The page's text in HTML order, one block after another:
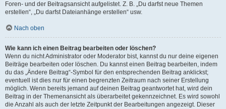
Foren- und der Beitragsansicht aufgelistet. Z. B. „Du darfst neue Themen
erstellen“, „Du darfst Dateianhänge erstellen“ usw.
Nach oben
Wie kann ich einen Beitrag bearbeiten oder löschen?
Wenn du nicht Administrator oder Moderator bist, kannst du nur deine eigenen
Beiträge bearbeiten oder löschen. Du kannst einen Beitrag bearbeiten, indem
du das „Ändere Beitrag“-Symbol für den entsprechenden Beitrag anklickst;
eventuell ist dies nur für einen begrenzten Zeitraum nach seiner Erstellung
möglich. Wenn bereits jemand auf deinen Beitrag geantwortet hat, wird dein
Beitrag in der Themenansicht als überarbeitet gekennzeichnet. Es wird sowohl
die Anzahl als auch der letzte Zeitpunkt der Bearbeitungen angezeigt. Dieser